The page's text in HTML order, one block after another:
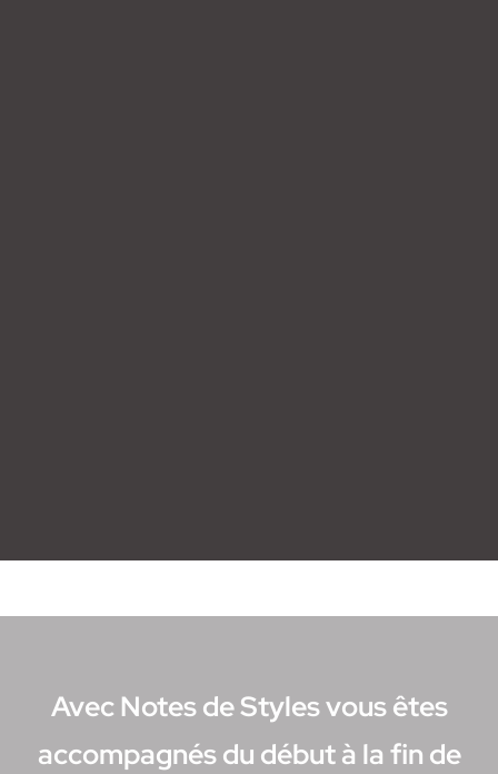
Avec Notes de Styles vous êtes
accompagnés du début à la fin de